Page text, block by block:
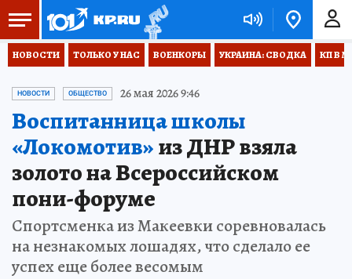
НОВОСТИ ТОЛЬКО У НАС ВОЕНКОРЫ УКРАИНА: СВОДКА КП В
НОВОСТИ ОБЩЕСТВО 26 мая 2026 9:46
Воспитанница школы
«Локомотив»из ДНР взяла
золото на Всероссийском
пони-форуме
Спортсменка из Макеевки соревновалась
на незнакомых лошадях, что сделало ее
успех еще более весомым